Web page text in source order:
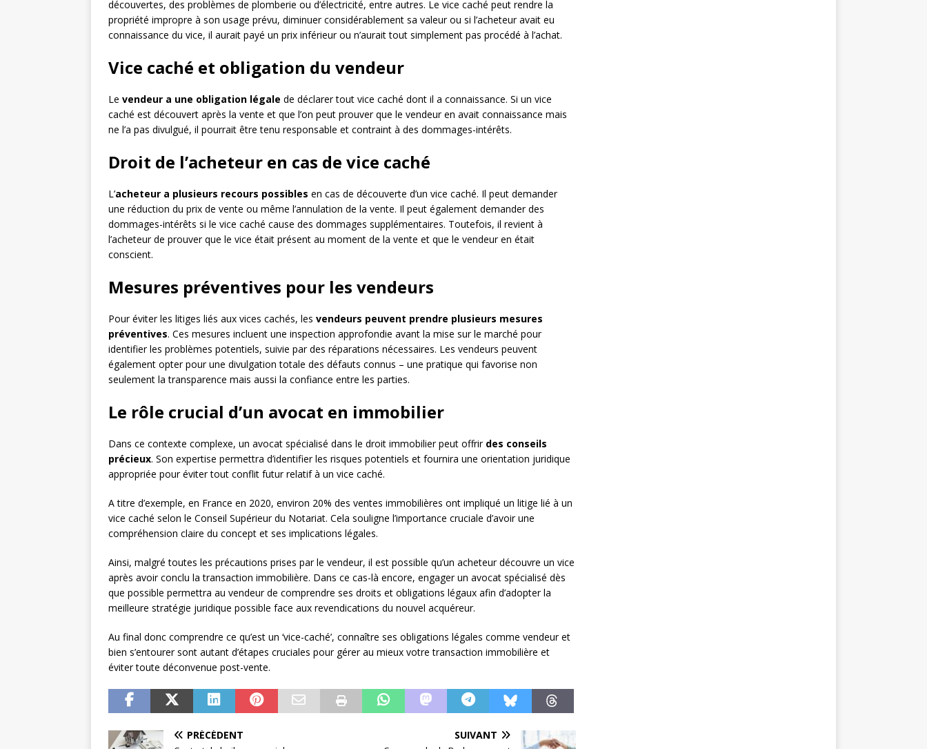
découvertes, des problèmes de plomberie ou d’électricité, entre autres. Le vice caché peut rendre la
propriété impropre à son usage prévu, diminuer considérablement sa valeur ou si l’acheteur avait eu
connaissance du vice, il aurait payé un prix inférieur ou n’aurait tout simplement pas procédé à l’achat.
Vice caché et obligation du vendeur
Le vendeur a une obligation légale de déclarer tout vice caché dont il a connaissance. Si un vice
caché est découvert après la vente et que l’on peut prouver que le vendeur en avait connaissance mais
ne l’a pas divulgué, il pourrait être tenu responsable et contraint à des dommages-intérêts.
Droit de l’acheteur en cas de vice caché
L’acheteur a plusieurs recours possibles en cas de découverte d’un vice caché. Il peut demander
une réduction du prix de vente ou même l’annulation de la vente. Il peut également demander des
dommages-intérêts si le vice caché cause des dommages supplémentaires. Toutefois, il revient à
l’acheteur de prouver que le vice était présent au moment de la vente et que le vendeur en était
conscient.
Mesures préventives pour les vendeurs
Pour éviter les litiges liés aux vices cachés, les vendeurs peuvent prendre plusieurs mesures
préventives. Ces mesures incluent une inspection approfondie avant la mise sur le marché pour
identifier les problèmes potentiels, suivie par des réparations nécessaires. Les vendeurs peuvent
également opter pour une divulgation totale des défauts connus – une pratique qui favorise non
seulement la transparence mais aussi la confiance entre les parties.
Le rôle crucial d’un avocat en immobilier
Dans ce contexte complexe, un avocat spécialisé dans le droit immobilier peut offrir des conseils
précieux. Son expertise permettra d’identifier les risques potentiels et fournira une orientation juridique
appropriée pour éviter tout conflit futur relatif à un vice caché.
A titre d’exemple, en France en 2020, environ 20% des ventes immobilières ont impliqué un litige lié à un
vice caché selon le Conseil Supérieur du Notariat. Cela souligne l’importance cruciale d’avoir une
compréhension claire du concept et ses implications légales.
Ainsi, malgré toutes les précautions prises par le vendeur, il est possible qu’un acheteur découvre un vice
après avoir conclu la transaction immobilière. Dans ce cas-là encore, engager un avocat spécialisé dès
que possible permettra au vendeur de comprendre ses droits et obligations légaux afin d’adopter la
meilleure stratégie juridique possible face aux revendications du nouvel acquéreur.
Au final donc comprendre ce qu’est un ‘vice-caché’, connaître ses obligations légales comme vendeur et
bien s’entourer sont autant d’étapes cruciales pour gérer au mieux votre transaction immobilière et
éviter toute déconvenue post-vente.
PRÉCÉDENT SUIVANT